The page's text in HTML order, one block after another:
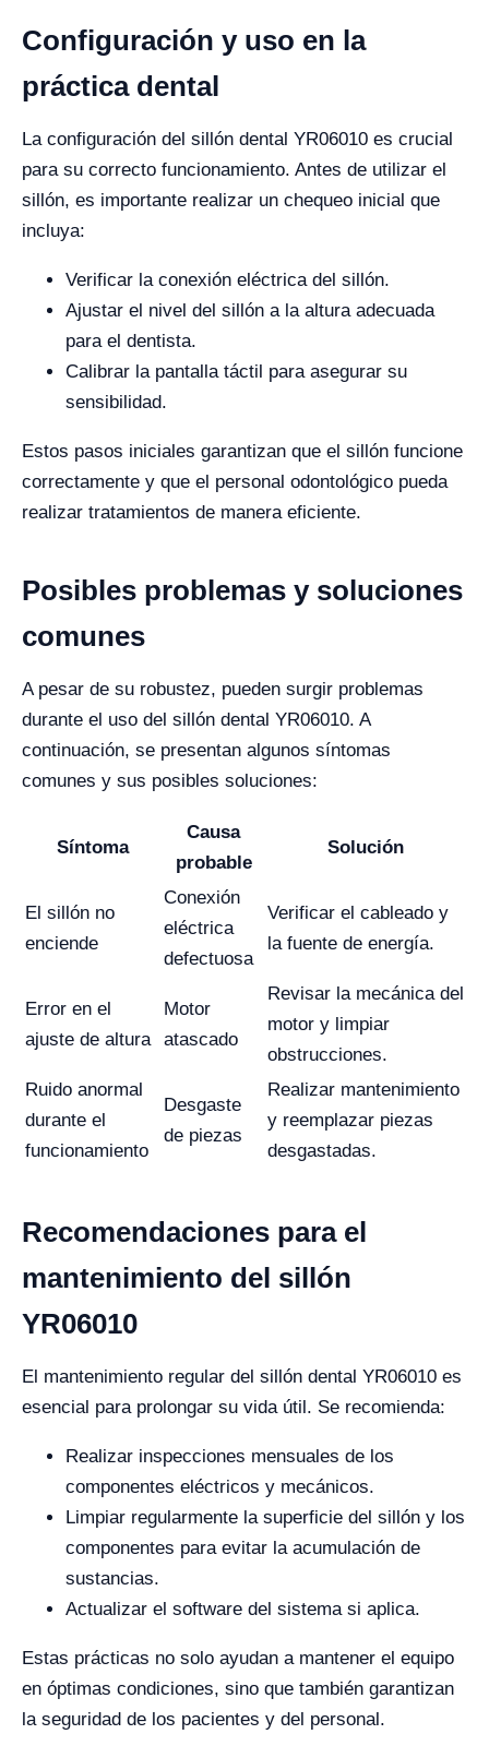
Configuración y uso en la
práctica dental
La configuración del sillón dental YR06010 es crucial
para su correcto funcionamiento. Antes de utilizar el
sillón, es importante realizar un chequeo inicial que
incluya:
Verificar la conexión eléctrica del sillón.
Ajustar el nivel del sillón a la altura adecuada
para el dentista.
Calibrar la pantalla táctil para asegurar su
sensibilidad.
Estos pasos iniciales garantizan que el sillón funcione
correctamente y que el personal odontológico pueda
realizar tratamientos de manera eficiente.
Posibles problemas y soluciones
comunes
A pesar de su robustez, pueden surgir problemas
durante el uso del sillón dental YR06010. A
continuación, se presentan algunos síntomas
comunes y sus posibles soluciones:
Síntoma
Causa
probable
Solución
El sillón no
enciende
Conexión
eléctrica
defectuosa
Verificar el cableado y
la fuente de energía.
Error en el
ajuste de altura
Motor
atascado
Revisar la mecánica del
motor y limpiar
obstrucciones.
Ruido anormal
durante el
funcionamiento
Desgaste
de piezas
Realizar mantenimiento
y reemplazar piezas
desgastadas.
Recomendaciones para el
mantenimiento del sillón
YR06010
El mantenimiento regular del sillón dental YR06010 es
esencial para prolongar su vida útil. Se recomienda:
Realizar inspecciones mensuales de los
componentes eléctricos y mecánicos.
Limpiar regularmente la superficie del sillón y los
componentes para evitar la acumulación de
sustancias.
Actualizar el software del sistema si aplica.
Estas prácticas no solo ayudan a mantener el equipo
en óptimas condiciones, sino que también garantizan
la seguridad de los pacientes y del personal.